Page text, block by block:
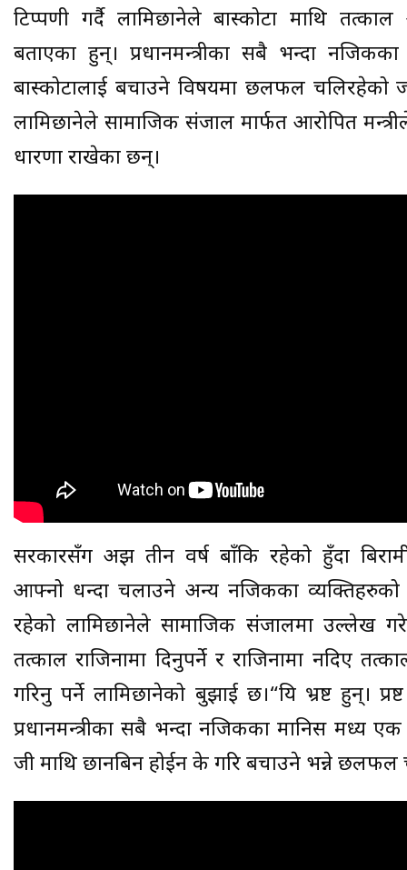
टिप्पणी गर्दै लामिछानेले बास्कोटा माथि
बताएका हुन्। प्रधानमन्त्रीका सबै भन्दा
बास्कोटालाई बचाउने विषयमा छलफल चलिरहेको
लामिछानेले सामाजिक संजाल मार्फत आरोपित
धारणा राखेका छन्।
सरकारसँग अझ तीन वर्ष बाँकि रहेको हुँदा बिरामी
आफ्नो धन्दा चलाउने अन्य नजिकका व्यक्तिहरुको
रहेको लामिछानेले सामाजिक संजालमा उल्लेख
तत्काल राजिनामा दिनुपर्ने र राजिनामा नदिए
गरिनु पर्ने लामिछानेको बुझाई छ।“यि भ्रष्ट हुन्।
प्रधानमन्त्रीका सबै भन्दा नजिकका मानिस मध्य
जी माथि छानबिन होईन के गरि बचाउने भन्ने